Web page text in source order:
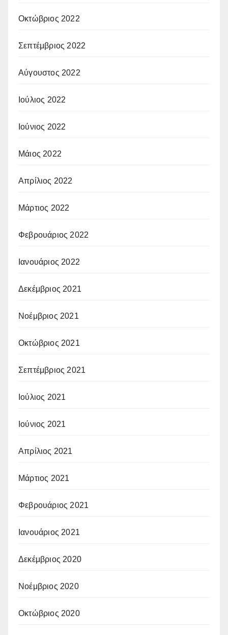
Οκτώβριος 2022
Σεπτέμβριος 2022
Αύγουστος 2022
Ιούλιος 2022
Ιούνιος 2022
Μάιος 2022
Απρίλιος 2022
Μάρτιος 2022
Φεβρουάριος 2022
Ιανουάριος 2022
Δεκέμβριος 2021
Νοέμβριος 2021
Οκτώβριος 2021
Σεπτέμβριος 2021
Ιούλιος 2021
Ιούνιος 2021
Απρίλιος 2021
Μάρτιος 2021
Φεβρουάριος 2021
Ιανουάριος 2021
Δεκέμβριος 2020
Νοέμβριος 2020
Οκτώβριος 2020